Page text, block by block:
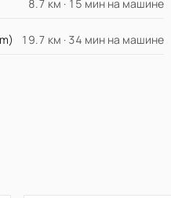
8.7 км · 15 мин на машине
19.7 км · 34 мин на машине